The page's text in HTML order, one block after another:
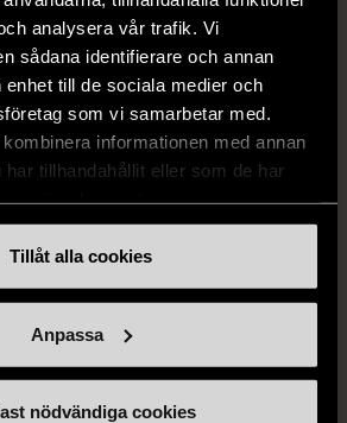
analysera vår trafik. Vi
sådana identifierare och annan
enhet till de sociala medier och
som vi samarbetar med.
informationen med annan
tillhandahållit eller som de har
Tillåt alla cookies
Anpassa
nödvändiga cookies
DYRBERG/KERN
Dyrberg/Kern - Delise -
Mycket gott skick
249 kr